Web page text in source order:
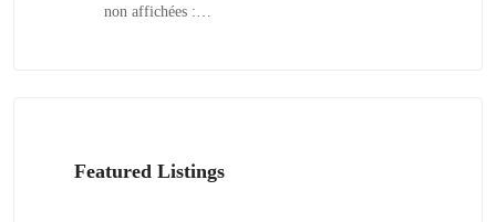
non affichées :…
Featured Listings